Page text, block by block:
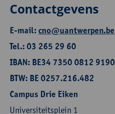
Contactgevens
E-mail:cno@uantwerpen.be
Tel.: 03 265 29 60
IBAN: BE34 7350 0812 9190
BTW: BE 0257.216.482
Campus Drie Eiken
Universiteitsplein 1